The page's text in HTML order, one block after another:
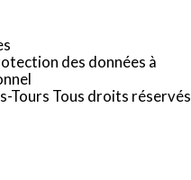
des données à
Tours Tous droits réservés